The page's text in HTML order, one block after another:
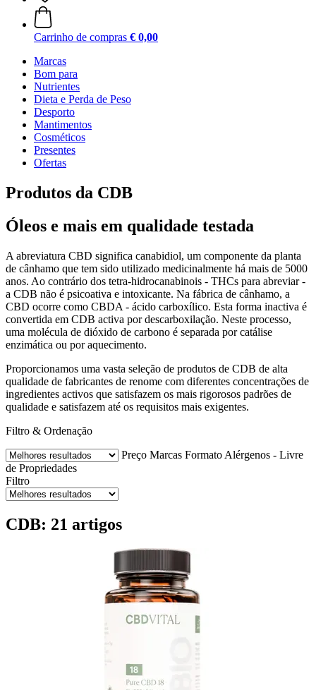
Carrinho de compras € 0,00
Marcas
Bom para
Nutrientes
Dieta e Perda de Peso
Desporto
Mantimentos
Cosméticos
Presentes
Ofertas
Produtos da CDB
Óleos e mais em qualidade testada
A abreviatura CBD significa canabidiol, um componente da planta
de cânhamo que tem sido utilizado medicinalmente há mais de 5000
anos. Ao contrário dos tetra-hidrocanabinois - THCs para abreviar -
a CDB não é psicoativa e intoxicante. Na fábrica de cânhamo, a
CBD ocorre como CBDA - ácido carboxílico. Esta forma inactiva é
convertida em CDB activa por descarboxilação. Neste processo,
uma molécula de dióxido de carbono é separada por catálise
enzimática ou por aquecimento.
Proporcionamos uma vasta seleção de produtos de CDB de alta
qualidade de fabricantes de renome com diferentes concentrações de
ingredientes activos que satisfazem os mais rigorosos padrões de
qualidade e satisfazem até os requisitos mais exigentes.
Filtro & Ordenação
Preço Marcas Formato Alérgenos - Livre
de Propriedades
Filtro
CDB: 21 artigos